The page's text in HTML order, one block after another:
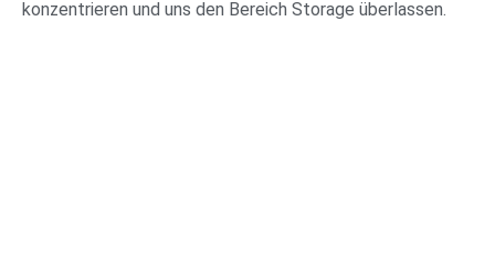
konzentrieren und uns den Bereich Storage überlassen.